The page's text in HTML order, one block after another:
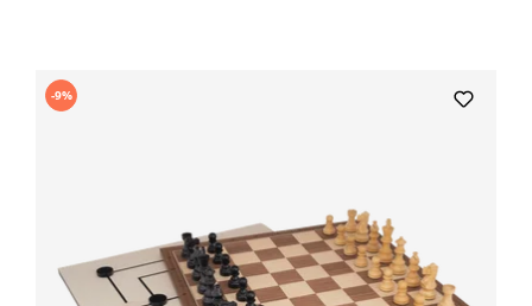
Produktgalerie überspringen
-9%